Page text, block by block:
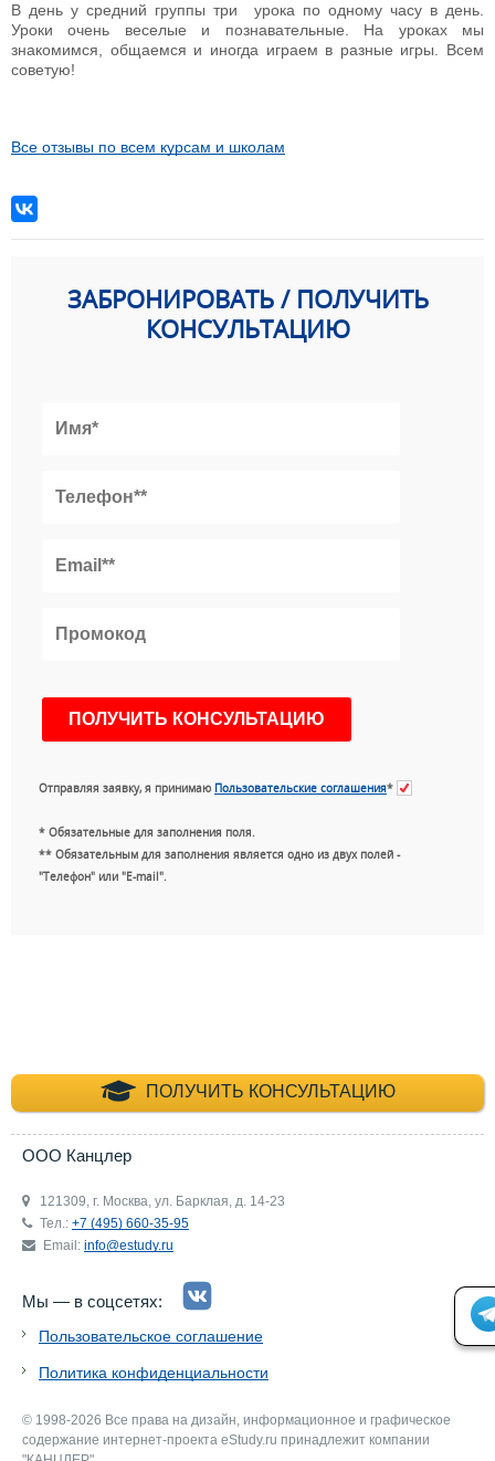
В день у средний группы три урока по одному часу в день.
Уроки очень веселые и познавательные. На уроках мы
знакомимся, общаемся и иногда играем в разные игры. Всем
советую!
Все отзывы по всем курсам и школам
ЗАБРОНИРОВАТЬ / ПОЛУЧИТЬ
КОНСУЛЬТАЦИЮ
Отправляя заявку, я принимаю Пользовательские соглашения*
* Обязательные для заполнения поля.
** Обязательным для заполнения является одно из двух полей -
"Телефон" или "E-mail".
ПОЛУЧИТЬ КОНСУЛЬТАЦИЮ
+7 (495) 660-35-
ООО Канцлер
121309, г. Москва, ул. Барклая, д. 14-23
Тел.: +7 (495) 660-35-95
Email: info@estudy.ru
Мы — в соцсетях:
Пользовательское соглашение
Политика конфиденциальности
© 1998-2026 Все права на дизайн, информационное и графическое
содержание интернет-проекта eStudy.ru принадлежит компании